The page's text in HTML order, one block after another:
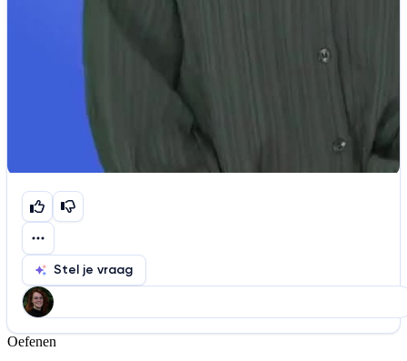
Stel je vraag
Help ons de video te verbeteren
Oefenen